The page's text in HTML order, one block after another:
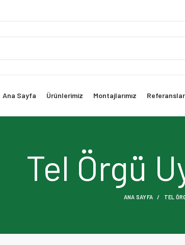
Ana Sayfa Ürünlerimiz Montajlarımız
Tel Örgü
ANA SAYFA TEL